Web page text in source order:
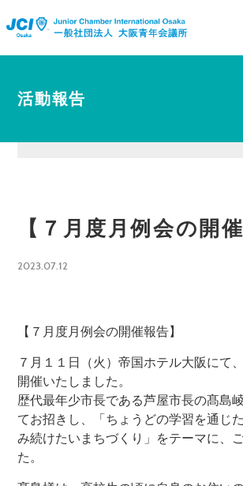
活動報告
【７月度月例会の開
2023.07.12
【７月度月例会の開催報告】
７月１１日（火）帝国ホテル大阪にて
開催いたしました。
歴代最年少市長である芦屋市長の髙島
てお招きし、「ちょうどの学習を通じ
み続けたいまちづくり」をテーマに、
た。